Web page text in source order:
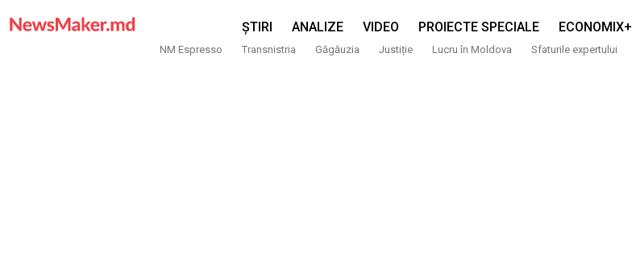
ȘTIRI ANALIZE VIDEO PROIECTE SPECIALE ECONOMIX+
NM Espresso Transnistria Găgăuzia Justiție Lucru în Moldova Sfaturile expertului